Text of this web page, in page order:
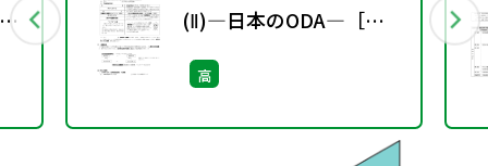
(Ⅱ)―日本のODA―［サ
ブ・ノート］
高